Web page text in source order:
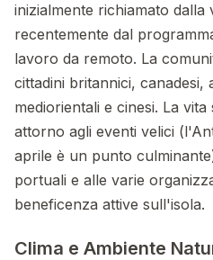
inizialmente richiamato dalla
recentemente dal
lavoro da remoto. La
cittadini britannici, canadesi,
mediorientali e cinesi. La
attorno agli eventi velici
aprile è un punto
portuali e alle varie
beneficenza attive sull'isola.
Clima e Ambiente